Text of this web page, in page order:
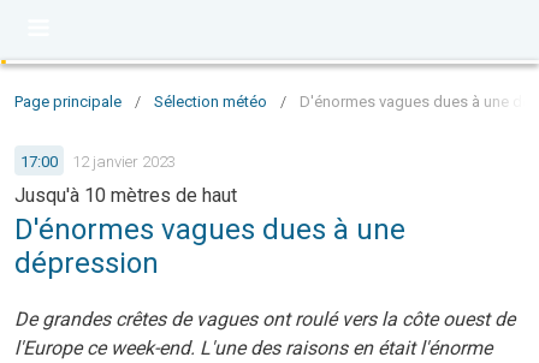
Page principale / Sélection météo / D'énormes vagues dues à une
17:00 12 janvier 2023
Jusqu'à 10 mètres de haut
D'énormes vagues dues à une
dépression
De grandes crêtes de vagues ont roulé vers la côte ouest de
l'Europe ce week-end. L'une des raisons en était l'énorme